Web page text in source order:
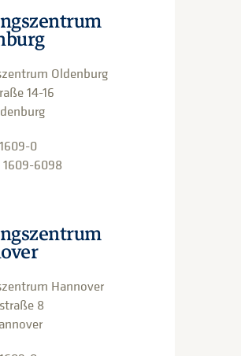
Oldenburg
14-16
0
1609-6098
Hannover
8